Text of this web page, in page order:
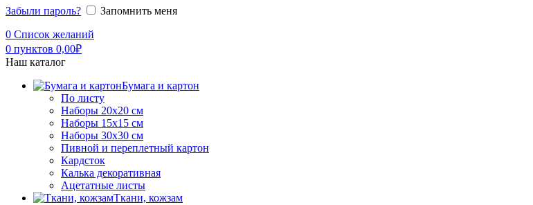
Забыли пароль?
Запомнить меня
0 Список желаний
0 пунктов 0,00₽
Наш каталог
Бумага и картон
По листу
Наборы 20х20 см
Наборы 15х15 см
Наборы 30х30 см
Пивной и переплетный картон
Кардсток
Калька декоративная
Ацетатные листы
Ткани, кожзам